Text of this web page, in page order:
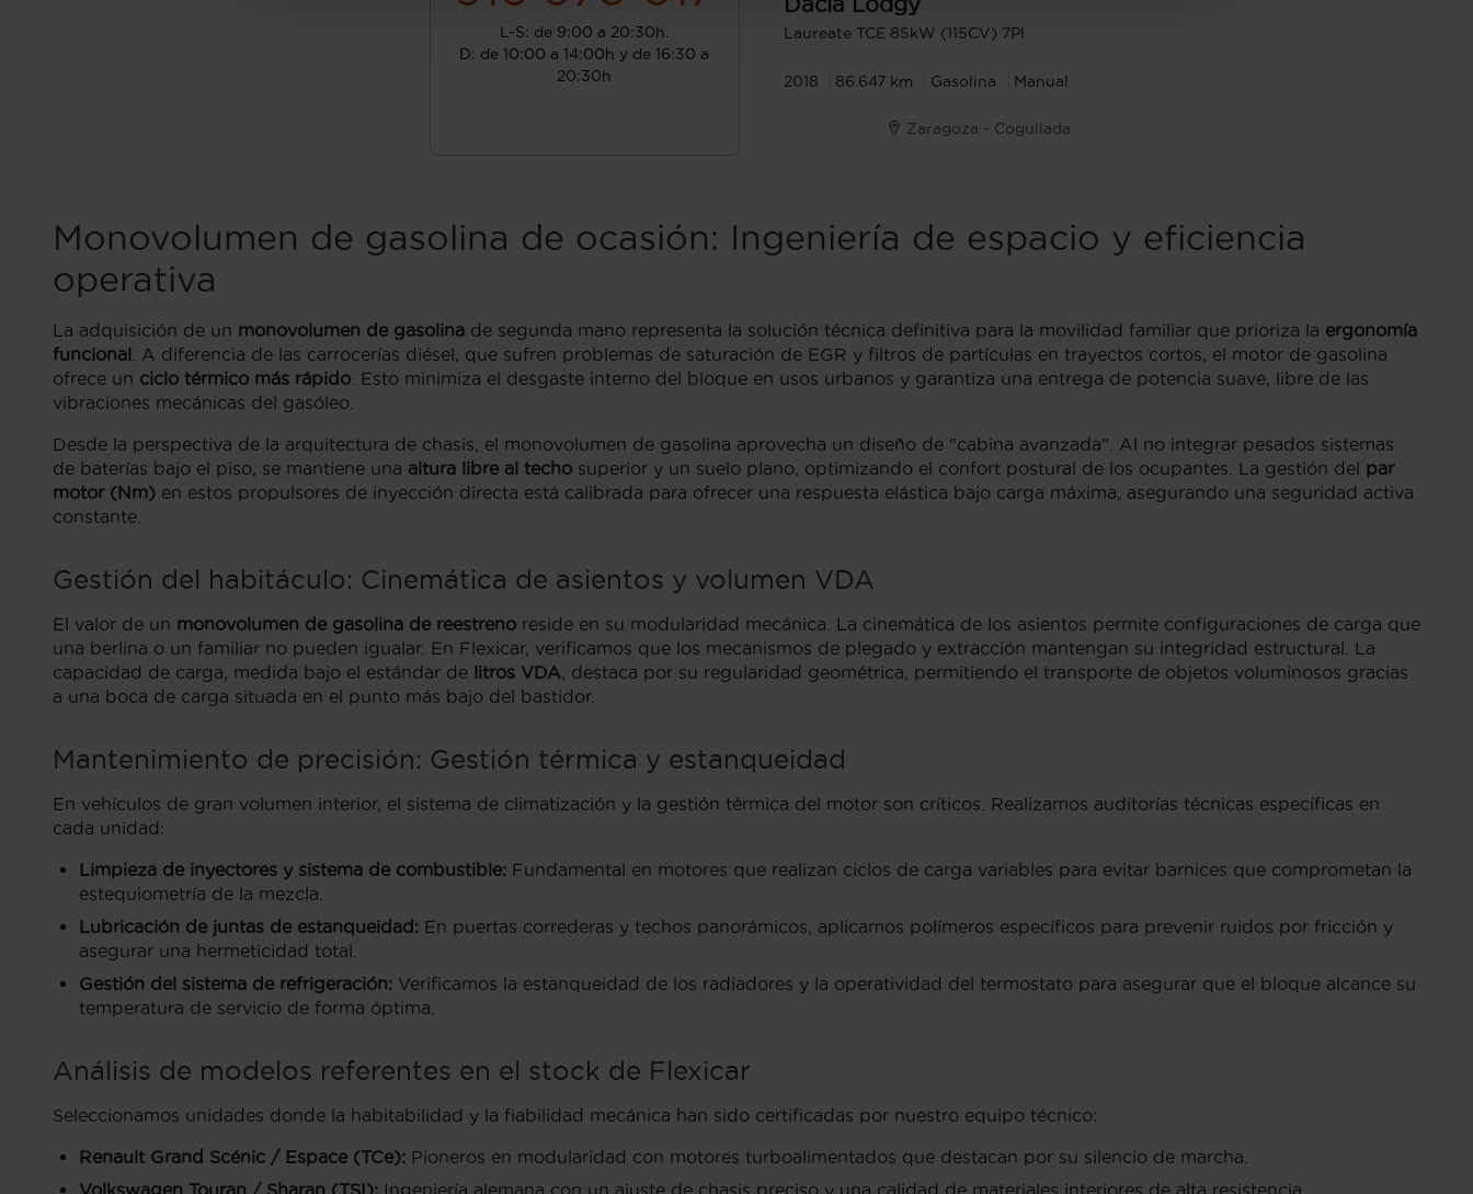
L-S: de 9:00 a 20:30h.
D: de 10:00 a 14:00h y de 16:30 a
20:30h
Laureate TCE 85kW (115CV) 7Pl
2018 86.647 km Gasolina Manual
Zaragoza - Cogullada
Monovolumen de gasolina de ocasión: Ingeniería de espacio y eficiencia
operativa
La adquisición de un monovolumen de gasolina de segunda mano representa la solución técnica definitiva para la movilidad familiar que prioriza la ergonomía
funcional . A diferencia de las carrocerías diésel, que sufren problemas de saturación de EGR y filtros de partículas en trayectos cortos, el motor de gasolina
ofrece un ciclo térmico más rápido . Esto minimiza el desgaste interno del bloque en usos urbanos y garantiza una entrega de potencia suave, libre de las
vibraciones mecánicas del gasóleo.
Desde la perspectiva de la arquitectura de chasis, el monovolumen de gasolina aprovecha un diseño de "cabina avanzada". Al no integrar pesados sistemas
de baterías bajo el piso, se mantiene una altura libre al techo superior y un suelo plano, optimizando el confort postural de los ocupantes. La gestión del par
motor (Nm) en estos propulsores de inyección directa está calibrada para ofrecer una respuesta elástica bajo carga máxima, asegurando una seguridad activa
constante.
Gestión del habitáculo: Cinemática de asientos y volumen VDA
El valor de un monovolumen de gasolina de reestreno reside en su modularidad mecánica. La cinemática de los asientos permite configuraciones de carga que
una berlina o un familiar no pueden igualar. En Flexicar, verificamos que los mecanismos de plegado y extracción mantengan su integridad estructural. La
capacidad de carga, medida bajo el estándar de litros VDA, destaca por su regularidad geométrica, permitiendo el transporte de objetos voluminosos gracias
a una boca de carga situada en el punto más bajo del bastidor.
Mantenimiento de precisión: Gestión térmica y estanqueidad
En vehículos de gran volumen interior, el sistema de climatización y la gestión térmica del motor son críticos. Realizamos auditorías técnicas específicas en
cada unidad:
Limpieza de inyectores y sistema de combustible: Fundamental en motores que realizan ciclos de carga variables para evitar barnices que comprometan la
estequiometría de la mezcla.
Lubricación de juntas de estanqueidad: En puertas correderas y techos panorámicos, aplicamos polímeros específicos para prevenir ruidos por fricción y
asegurar una hermeticidad total.
Gestión del sistema de refrigeración: Verificamos la estanqueidad de los radiadores y la operatividad del termostato para asegurar que el bloque alcance su
temperatura de servicio de forma óptima.
Análisis de modelos referentes en el stock de Flexicar
Seleccionamos unidades donde la habitabilidad y la fiabilidad mecánica han sido certificadas por nuestro equipo técnico:
Renault Grand Scénic / Espace (TCe): Pioneros en modularidad con motores turboalimentados que destacan por su silencio de marcha.
Volkswagen Touran / Sharan (TSI): Ingeniería alemana con un ajuste de chasis preciso y una calidad de materiales interiores de alta resistencia.